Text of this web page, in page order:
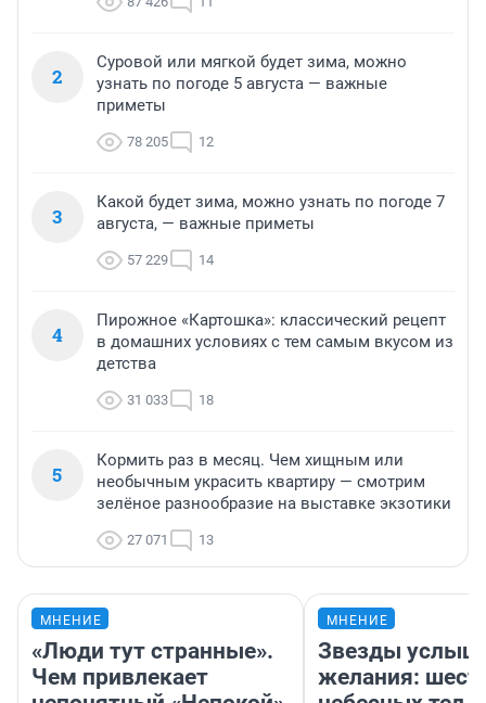
2
Суровой или мягкой будет зима, можно
узнать по погоде 5 августа — важные
приметы
78 205 12
3
Какой будет зима, можно узнать по погоде 7
августа, — важные приметы
57 229 14
4
Пирожное «Картошка»: классический рецепт
в домашних условиях с тем самым вкусом из
детства
31 033 18
5
Кормить раз в месяц. Чем хищным или
необычным украсить квартиру — смотрим
зелёное разнообразие на выставке экзотики
27 071 13
МНЕНИЕ
«Люди тут странные».
Чем привлекает
МНЕНИЕ
Звезды
желания: